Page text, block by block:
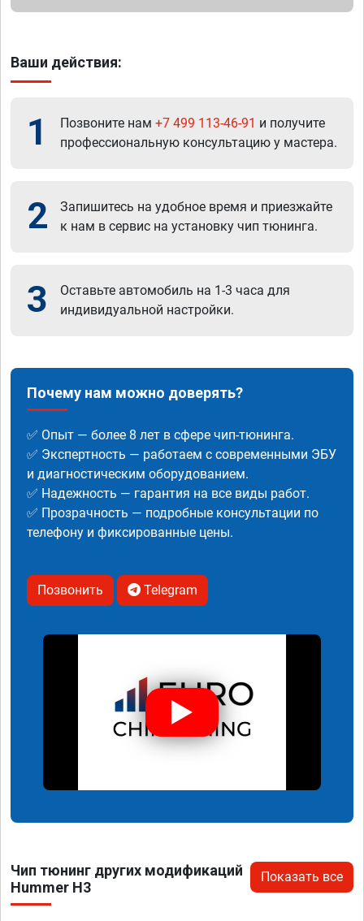
Ваши действия:
1 Позвоните нам +7 499 113-46-91 и получите
профессиональную консультацию у мастера.
2
Запишитесь на удобное время и приезжайте
к нам в сервис на установку чип тюнинга.
3
Оставьте автомобиль на 1-3 часа для
индивидуальной настройки.
Почему нам можно доверять?
✅ Опыт — более 8 лет в сфере чип-тюнинга.
✅ Экспертность — работаем с современными ЭБУ
и диагностическим оборудованием.
✅ Надежность — гарантия на все виды работ.
✅ Прозрачность — подробные консультации по
телефону и фиксированные цены.
Позвонить Telegram
Чип тюнинг других модификаций
Hummer H3
Показать все